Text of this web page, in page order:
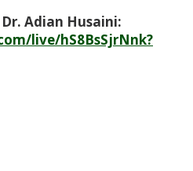
Adian Husaini:
live/hS8BsSjrNnk?